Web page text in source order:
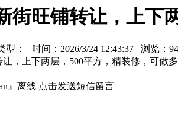
街旺铺转让，上下
型： 时间：2026/3/24 12:43:37 浏览：
，上下两层，500平方，精装修，可做